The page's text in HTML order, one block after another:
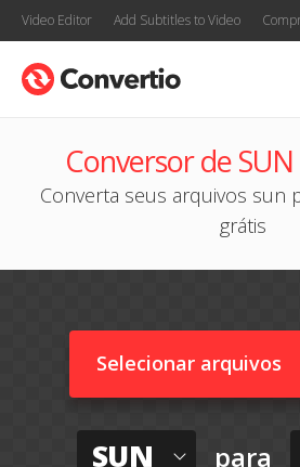
Video Editor Add Subtitles to Video
Conversor de
Converta seus arquivos sun
grátis
Selecionar arquivos
SUN para